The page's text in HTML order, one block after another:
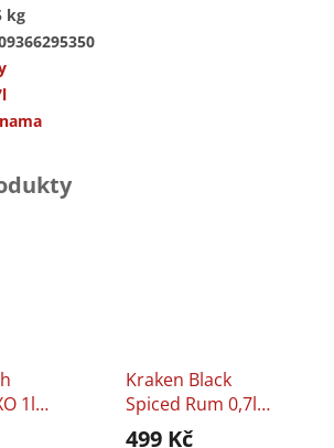
kg
1l
Kraken Black
Spiced Rum 0,7l
40%
499 Kč